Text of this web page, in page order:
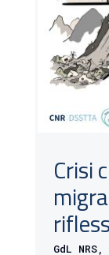
Crisi
GdL NRS,